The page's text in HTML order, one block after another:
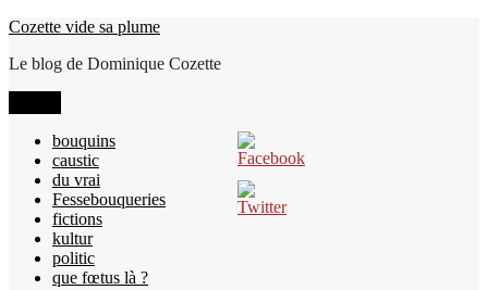
Aller
contenu
Cozette vide sa plume
Le blog de Dominique Cozette
bouquins
caustic
du vrai
Fessebouqueries
fictions
kultur
politic
que fœtus là ?